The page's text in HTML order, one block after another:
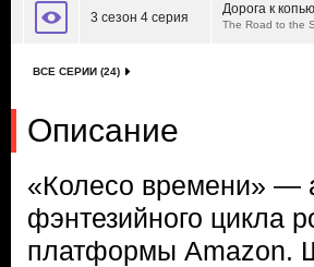
3 сезон 4 серия
Дорога к копью
The Road to the
ВСЕ СЕРИИ (24)
Описание
«Колесо времени» —
фэнтезийного цикла
платформы Amazon.